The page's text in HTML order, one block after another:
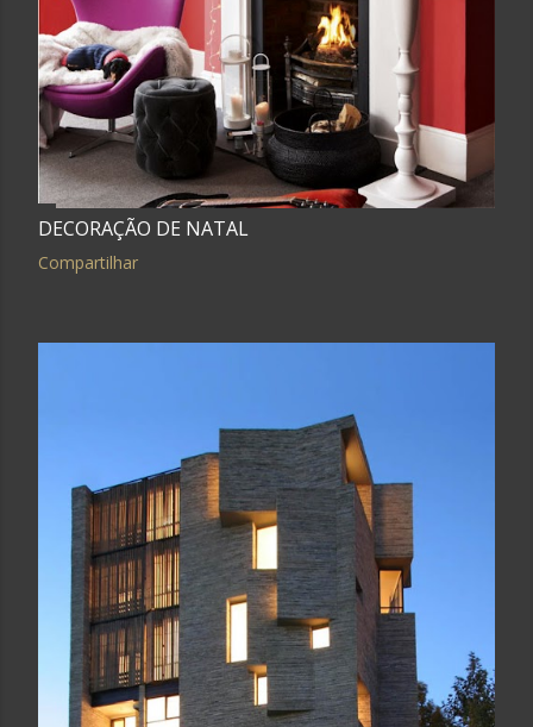
DECORAÇÃO DE NATAL
Compartilhar